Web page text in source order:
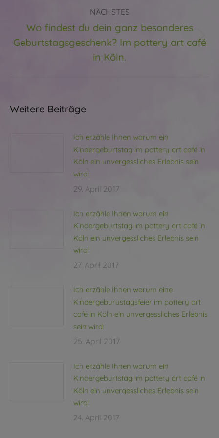
NÄCHSTES
Nächster
Beitrag:
Wo findest du dein ganz besonderes
Geburtstagsgeschenk? Im pottery art café
in Köln.
Weitere Beiträge
Ich erzähle Ihnen warum ein
Kindergeburtstag im pottery art café in
Köln ein unvergessliches Erlebnis sein
wird:
29. April 2017
Ich erzähle Ihnen warum ein
Kindergeburtstag im pottery art café in
Köln ein unvergessliches Erlebnis sein
wird:
27. April 2017
Ich erzähle Ihnen warum eine
Kindergeburustagsfeier im pottery art
café in Köln ein unvergessliches Erlebnis
sein wird:
25. April 2017
Ich erzähle Ihnen warum ein
Kindergeburtstag im pottery art café in
Köln ein unvergessliches Erlebnis sein
wird:
24. April 2017